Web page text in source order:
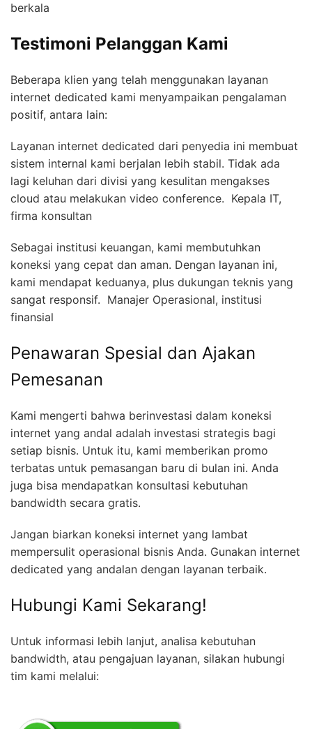
berkala
Testimoni Pelanggan Kami
Beberapa klien yang telah menggunakan layanan
internet dedicated kami menyampaikan pengalaman
positif, antara lain:
Layanan internet dedicated dari penyedia ini membuat
sistem internal kami berjalan lebih stabil. Tidak ada
lagi keluhan dari divisi yang kesulitan mengakses
cloud atau melakukan video conference.  Kepala IT,
firma konsultan
Sebagai institusi keuangan, kami membutuhkan
koneksi yang cepat dan aman. Dengan layanan ini,
kami mendapat keduanya, plus dukungan teknis yang
sangat responsif.  Manajer Operasional, institusi
finansial
Penawaran Spesial dan Ajakan
Pemesanan
Kami mengerti bahwa berinvestasi dalam koneksi
internet yang andal adalah investasi strategis bagi
setiap bisnis. Untuk itu, kami memberikan promo
terbatas untuk pemasangan baru di bulan ini. Anda
juga bisa mendapatkan konsultasi kebutuhan
bandwidth secara gratis.
Jangan biarkan koneksi internet yang lambat
mempersulit operasional bisnis Anda. Gunakan internet
dedicated yang andalan dengan layanan terbaik.
Hubungi Kami Sekarang!
Untuk informasi lebih lanjut, analisa kebutuhan
bandwidth, atau pengajuan layanan, silakan hubungi
tim kami melalui: